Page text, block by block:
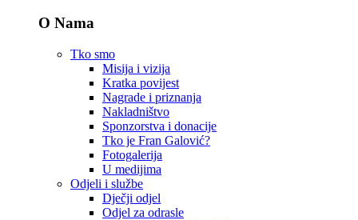
O Nama
Tko smo
Misija i vizija
Kratka povijest
Nagrade i priznanja
Nakladništvo
Sponzorstva i donacije
Tko je Fran Galović?
Fotogalerija
U medijima
Odjeli i službe
Dječji odjel
Odjel za odrasle